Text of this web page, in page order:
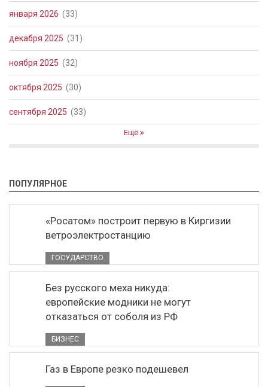
января 2026 (33)
декабря 2025 (31)
ноября 2025 (32)
октября 2025 (30)
сентября 2025 (33)
Ещё
ПОПУЛЯРНОЕ
«Росатом» построит первую в Киргизии
ветроэлектростанцию
ГОСУДАРСТВО
Без русского меха никуда:
европейские модники не могут
отказаться от соболя из РФ
БИЗНЕС
Газ в Европе резко подешевел